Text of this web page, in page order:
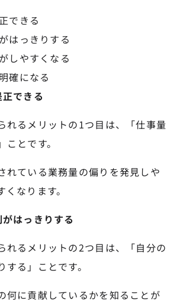
できる
はっきりする
しやすくなる
確になる
できる
れるメリットの1つ目は、「仕事量
とです。
れている業務量の偏りを発見しや
なります。
はっきりする
れるメリットの2つ目は、「自分の
る」ことです。
何に貢献しているかを知ることが